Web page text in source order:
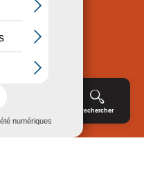
Rechercher
des données
conforme